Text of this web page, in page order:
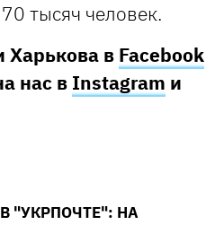
тысяч человек.
Харькова в Facebook
нас в Instagram и
"УКРПОЧТЕ": НА